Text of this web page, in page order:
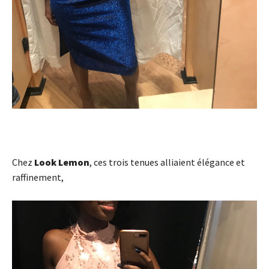
Chez Look Lemon, ces trois tenues alliaient élégance et
raffinement,